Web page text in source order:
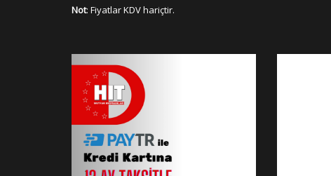
Not: Fiyatlar KDV hariçtir.